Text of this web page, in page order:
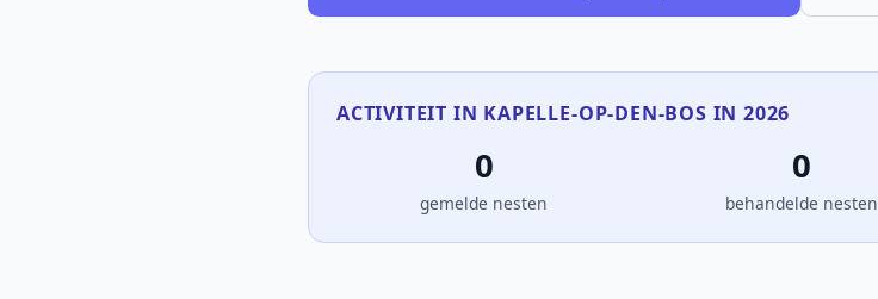
ACTIVITEIT IN KAPELLE-OP-DEN-BOS IN 2026
0
gemelde nesten
0
behandelde nesten